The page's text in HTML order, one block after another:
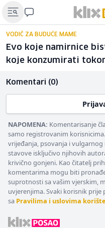
VODIČ ZA BUDUĆE MAME
Evo koje namirnice
koje konzumirati
Komentari (0)
NAPOMENA: Komentarisanje
samo registrovanim
vrijeđanja, psovanja i
stavove isključivo njihovih
krivično gonjeni. Kao čitatelj
komentarima mogu biti
suprotnosti sa vašim vjerskim,
uvjerenjima. Svaki korisnik
sa Pravilima i uslovima